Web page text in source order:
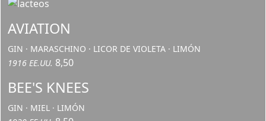
AVIATION
GIN · MARASCHINO · LICOR DE VIOLETA · LIMÓN
1916 EE.UU. 8,50
BEE'S KNEES
GIN · MIEL · LIMÓN